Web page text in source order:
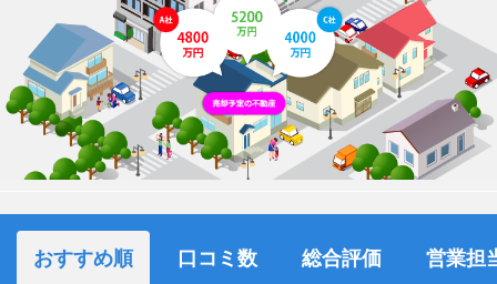
おすすめ順 口コミ数 総合評価 営業担